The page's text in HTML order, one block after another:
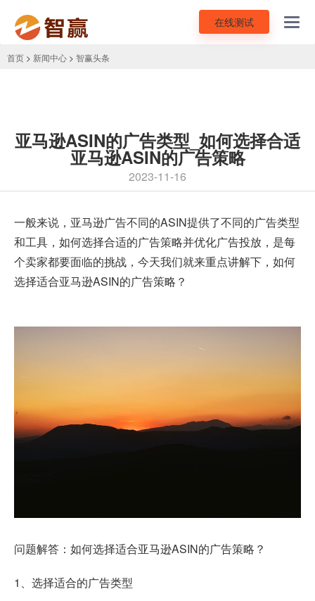
在线测试
首页 > 新闻中心 > 智赢头条
亚马逊ASIN的广告类型_如何选择合适
亚马逊ASIN的广告策略
2023-11-16
一般来说， 亚马逊广告不同的ASIN提供了不同的广告类型
和工具，如何选择合适的广告策略并优化广告投放，是每
个卖家都要面临的挑战，今天我们就来重点讲解下，如何
选择适合亚马逊ASIN的广告策略？
问题解答：如何选择适合亚马逊ASIN的广告策略？
1、选择适合的广告类型